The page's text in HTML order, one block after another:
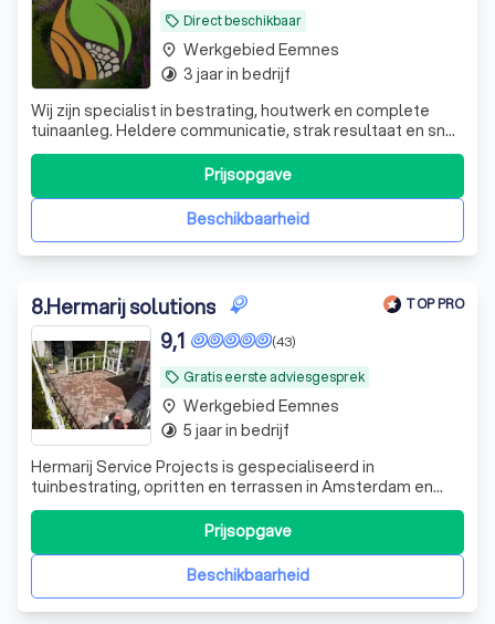
local_offer Direct beschikbaar
Wij zijn specialist in bestrating, houtwerk en complete
tuinaanleg. Heldere communicatie, strak resultaat en snel
beschikbaar. Of het nu gaat om een nieuwe oprit, een
schutting, overkapping of complete tuinrenovatie, je kunt
rekenen op vakwerk en duidelijke afspraken. Daarnaast
hebben wij ook de e
Beschikbaarheid
Prijsopgave
place Werkgebied Eemnes
timelapse 3 jaar in bedrijf
8.Hermarij solutions TOP PRO
local_offer Gratis eerste adviesgesprek
(43)
9,1
Hermarij Service Projects is gespecialiseerd in
tuinbestrating, opritten en terrassen in Amsterdam en
omgeving. Professionele aanleg, correcte onderbouw en
strak resultaat metduidelijke offerte vooraf
Beschikbaarheid
Prijsopgave
place Werkgebied Eemnes
timelapse 5 jaar in bedrijf